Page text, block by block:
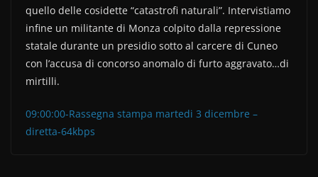
quello delle cosidette “catastrofi naturali”. Intervistiamo
infine un militante di Monza colpito dalla repressione
statale durante un presidio sotto al carcere di Cuneo
con l’accusa di concorso anomalo di furto aggravato…di
mirtilli.
09:00:00-Rassegna stampa martedi 3 dicembre –
diretta-64kbps